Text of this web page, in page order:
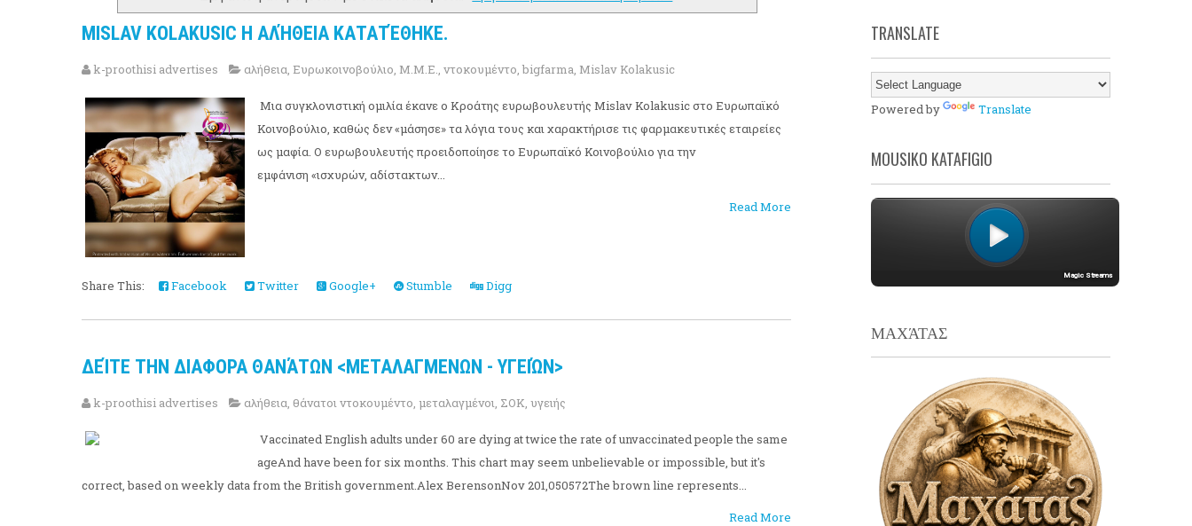
MISLAV KOLAKUSIC Η ΑΛΉΘΕΙΑ ΚΑΤΑΤΈΘΗΚΕ.
k-proothisi advertises αλήθεια Ευρωκοινοβούλιο Μ.Μ.Ε. ντοκουμέντο bigfarma Mislav Kolakusic
Μια συγκλονιστική ομιλία έκανε ο Κροάτης ευρωβουλευτής Mislav Kolakusic στο Ευρωπαϊκό
Κοινοβούλιο, καθώς δεν «μάσησε» τα λόγια τους και χαρακτήρισε τις φαρμακευτικές εταιρείες
ως μαφία. Ο ευρωβουλευτής προειδοποίησε το Ευρωπαϊκό Κοινοβούλιο για την
εμφάνιση «ισχυρών, αδίστακτων...
Read More
Share This: Facebook Twitter Google+ Stumble Digg
ΔΕΊΤΕ ΤΗΝ ΔΙΑΦΟΡΑ ΘΑΝΆΤΩΝ <ΜΕΤΑΛΑΓΜΕΝΩΝ - ΥΓΕΙΏΝ>
k-proothisi advertises αλήθεια θάνατοι ντοκουμέντο μεταλαγμένοι ΣΟΚ υγειής
Vaccinated English adults under 60 are dying at twice the rate of unvaccinated people the same
ageAnd have been for six months. This chart may seem unbelievable or impossible, but it's
correct, based on weekly data from the British government.Alex BerensonNov 201,050572The brown line represents...
Read More
TRANSLATE
Powered by Translate
MOUSIKO KATAFIGIO
ΜΑΧΆΤΑΣ